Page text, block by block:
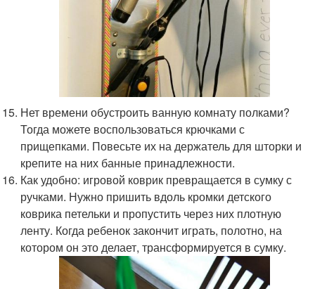
Нет времени обустроить ванную комнату полками?
Тогда можете воспользоваться крючками с
прищепками. Повесьте их на держатель для шторки и
крепите на них банные принадлежности.
Как удобно: игровой коврик превращается в сумку с
ручками. Нужно пришить вдоль кромки детского
коврика петельки и пропустить через них плотную
ленту. Когда ребенок закончит играть, полотно, на
котором он это делает, трансформируется в сумку.